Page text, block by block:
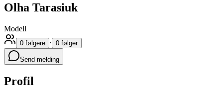
Olha Tarasiuk
Modell
0 følgere · 0 følger
Send melding
Profil